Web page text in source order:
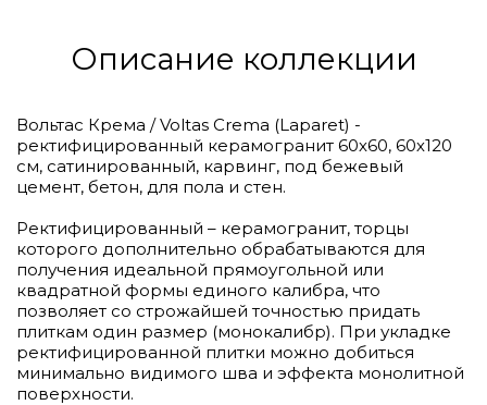
Описание коллекции
Вольтас Крема / Voltas Crema (Laparet) -
ректифицированный керамогранит 60х60, 60х120
см, сатинированный, карвинг, под бежевый
цемент, бетон, для пола и стен.
Ректифицированный – керамогранит, торцы
которого дополнительно обрабатываются для
получения идеальной прямоугольной или
квадратной формы единого калибра, что
позволяет со строжайшей точностью придать
плиткам один размер (монокалибр). При укладке
ректифицированной плитки можно добиться
минимально видимого шва и эффекта монолитной
поверхности.